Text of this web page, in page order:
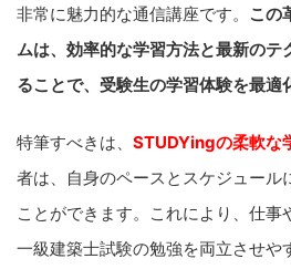
非常に魅力的な通信講座です。 この
ムは、効率的な学習方法と最新のテ
ることで、受験生の学習体験を最適
特筆すべきは、 STUDYingの柔軟な
者は、自身のペースとスケジュール
ことができます。これにより、仕
一級建築士試験の勉強を両立させや